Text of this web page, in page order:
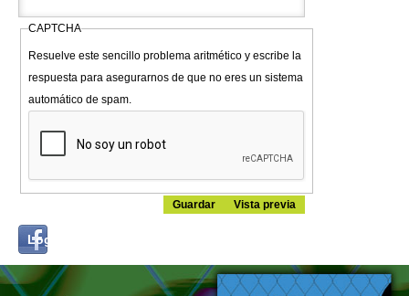
CAPTCHA
Resuelve este sencillo problema aritmético y escribe la
respuesta para asegurarnos de que no eres un sistema
automático de spam.
Log in with...